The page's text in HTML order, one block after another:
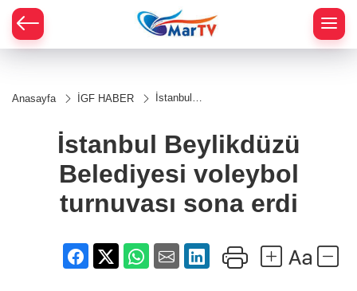
Anasayfa İGF HABER
İstanbul
voleybol
turnuvası
İstanbul Beylikdüzü
Belediyesi voleybol
turnuvası sona erdi